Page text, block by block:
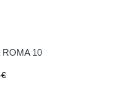
10